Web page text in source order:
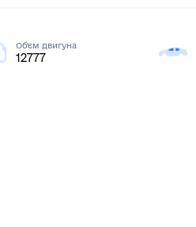
Об'єм двигуна
12777